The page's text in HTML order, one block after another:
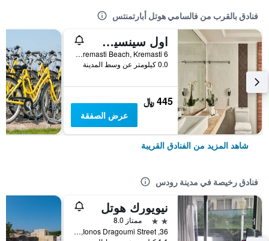
فنادق بالقرب من فالسامي هوتل أبارتمنتس
اول سينسيس أوشن بلو سي سايد ريزورت آند سبا باي أنايي ا شر ول جمين كلسيف ريزورتس
Kremasti Beach, Kremasti 6, مدينة رودس, اليونان
0.0 كيلومتر عن وسط المدينة
445 ﷼
عرض الصفقة
شاهد المزيد من الفنادق القريبة
فنادق رخيصة في مدينة رودس
نيويورك هوتل
2 نجمتين
ممتاز 8.0
36, Ionos Dragoumi Street, مدينة رودس, اليونان